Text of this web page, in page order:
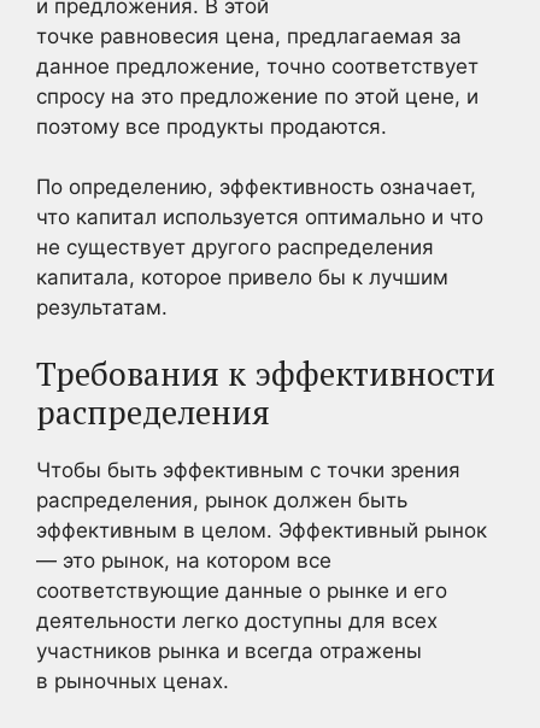
и предложения. В этой
точке равновесия цена, предлагаемая за
данное предложение, точно соответствует
спросу на это предложение по этой цене, и
поэтому все продукты продаются.
По определению, эффективность означает,
что капитал используется оптимально и что
не существует другого распределения
капитала, которое привело бы к лучшим
результатам.
Требования к эффективности
распределения
Чтобы быть эффективным с точки зрения
распределения, рынок должен быть
эффективным в целом. Эффективный рынок
— это рынок, на котором все
соответствующие данные о рынке и его
деятельности легко доступны для всех
участников рынка и всегда отражены
в рыночных ценах.